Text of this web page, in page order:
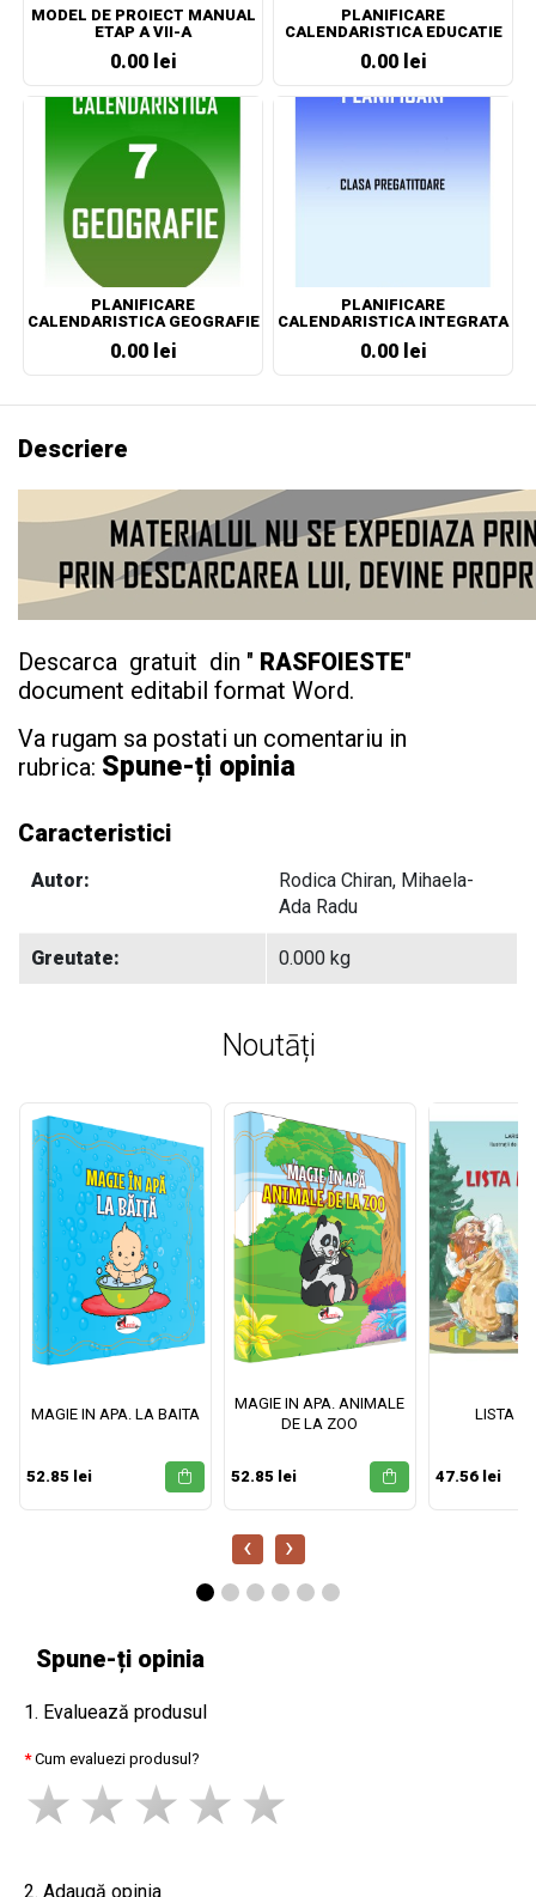
MODEL DE PROIECT MANUAL
ETAP A VII-A
0.00 lei
PLANIFICARE
CALENDARISTICA EDUCATIE
0.00 lei
PLANIFICARE
CALENDARISTICA GEOGRAFIE
0.00 lei
PLANIFICARE
CALENDARISTICA INTEGRATA
0.00 lei
Descriere
Descarca gratuit din " RASFOIESTE"
document editabil format Word.
Va rugam sa postati un comentariu in
rubrica: Spune-ți opinia
Caracteristici
Autor:
Rodica Chiran, Mihaela-
Ada Radu
Greutate: 0.000 kg
Noutāți
MAGIE IN APA. LA BAITA
52.85 lei
MAGIE IN APA. ANIMALE
DE LA ZOO
52.85 lei
LISTA
47.56 lei
‹ ›
Spune-ți opinia
1. Evaluează produsul
Cum evaluezi produsul?
2. Adaugă opinia